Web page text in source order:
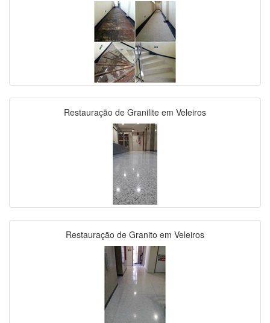
Restauração de Granilite em Veleiros
Restauração de Granito em Veleiros